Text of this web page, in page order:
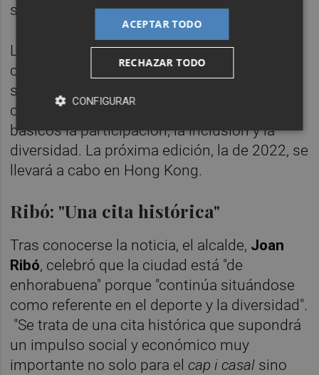
sports o el quidditch.
Los Gay Games son evento deportivo y
cultural que desde 1982 ofrece un entorno
seguro para la práctica deportiva del
colectivo LGBTQ+ y tiene como principios
básicos la participación, la inclusión y la
diversidad. La próxima edición, la de 2022, se
llevará a cabo en Hong Kong.
Ribó: "Una cita histórica"
Tras conocerse la noticia, el alcalde, Joan
Ribó, celebró que la ciudad está "de
enhorabuena" porque "continúa situándose
como referente en el deporte y la diversidad".
"Se trata de una cita histórica que supondrá
un impulso social y económico muy
importante no solo para elcap i casal sino
ACEPTAR TODO
RECHAZAR TODO
CONFIGURAR